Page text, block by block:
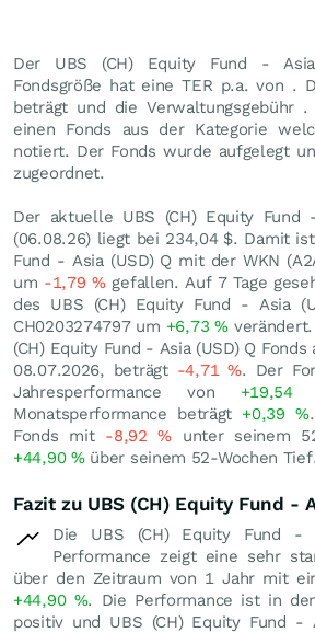
Der UBS (CH) Equity Fund -
Fondsgröße hat eine TER p.a. von .
beträgt und die Verwaltungsgebühr
einen Fonds aus der Kategorie
notiert. Der Fonds wurde aufgelegt
zugeordnet.
Der aktuelle UBS (CH) Equity Fund
(06.08.26) liegt bei 234,04 $. Damit
Fund - Asia (USD) Q mit der WKN
um -1,79%gefallen. Auf 7 Tage
des UBS (CH) Equity Fund - Asia
CH0203274797 um +6,73%verändert.
(CH) Equity Fund - Asia (USD) Q
08.07.2026, beträgt -4,71%. Der
Jahresperformance von
Monatsperformance beträgt +0,39 %
Fonds mit -8,92% unter seinem
+44,90 %über seinem 52-Wochen
Fazit zu UBS (CH) Equity Fund -
Die UBS (CH) Equity Fund -
Performance zeigt eine sehr
über den Zeitraum von 1 Jahr mit
+44,90 %. Die Performance ist in
positiv und UBS (CH) Equity Fund -